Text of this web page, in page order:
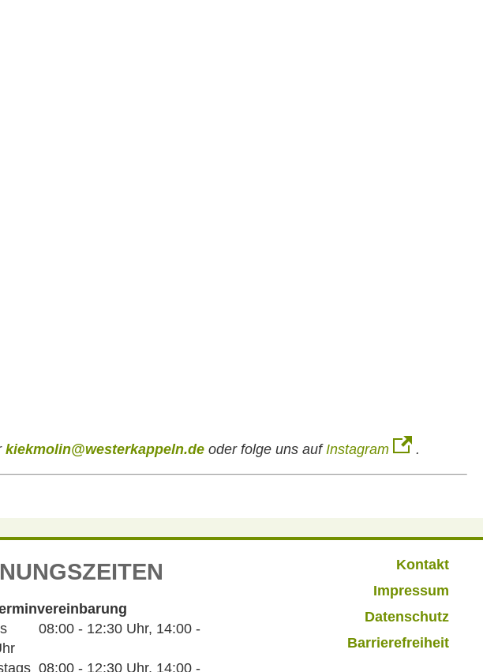
kiekmolin@westerkappeln.de oder folge uns aufInstagram .
08:00 - 12:30 Uhr, 14:00 -
08:00 - 12:30 Uhr, 14:00 -
Kontakt
Impressum
Datenschutz
Barrierefreiheit